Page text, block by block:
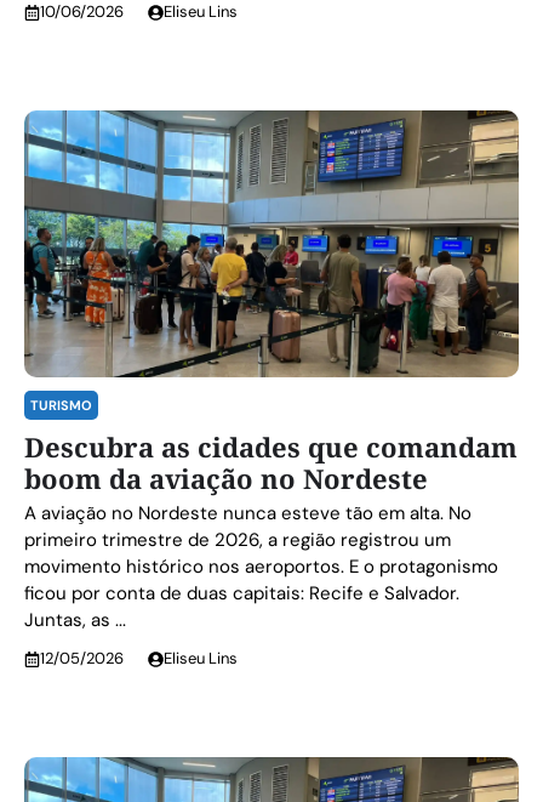
10/06/2026 Eliseu Lins
TURISMO
Descubra as cidades que comandam
boom da aviação no Nordeste
A aviação no Nordeste nunca esteve tão em alta. No
primeiro trimestre de 2026, a região registrou um
movimento histórico nos aeroportos. E o protagonismo
ficou por conta de duas capitais: Recife e Salvador.
Juntas, as ...
12/05/2026 Eliseu Lins